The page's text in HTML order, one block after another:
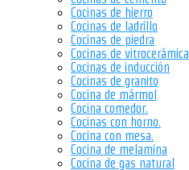
Cocinas de hierro
Cocinas de ladrillo
Cocinas de piedra
Cocinas de vitrocerámica
Cocinas de inducción
Cocinas de granito
Cocina de mármol
Cocina comedor.
Cocinas con horno.
Cocina con mesa.
Cocina de melamina
Cocina de gas natural